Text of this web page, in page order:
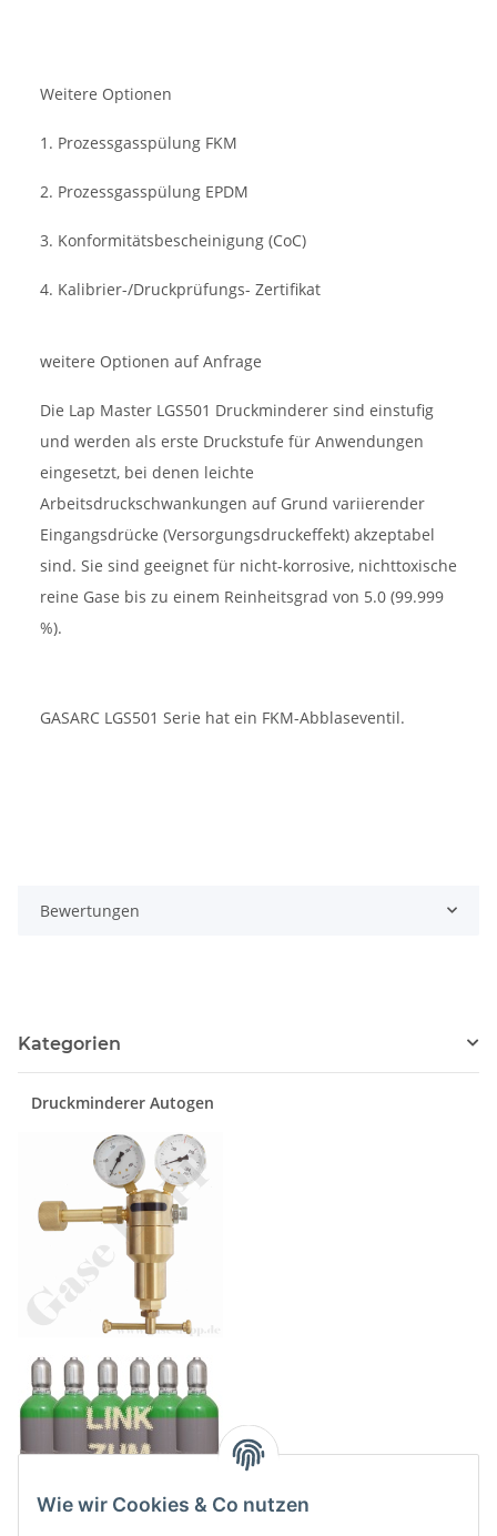
Weitere Optionen
1. Prozessgasspülung FKM
2. Prozessgasspülung EPDM
3. Konformitätsbescheinigung (CoC)
4. Kalibrier-/Druckprüfungs- Zertifikat
weitere Optionen auf Anfrage
Die Lap Master LGS501 Druckminderer sind einstufig
und werden als erste Druckstufe für Anwendungen
eingesetzt, bei denen leichte
Arbeitsdruckschwankungen auf Grund variierender
Eingangsdrücke (Versorgungsdruckeffekt) akzeptabel
sind. Sie sind geeignet für nicht-korrosive, nichttoxische
reine Gase bis zu einem Reinheitsgrad von 5.0 (99.999
%).
GASARC LGS501 Serie hat ein FKM-Abblaseventil.
Bewertungen
Kategorien
Druckminderer Autogen
Wie wir Cookies & Co nutzen